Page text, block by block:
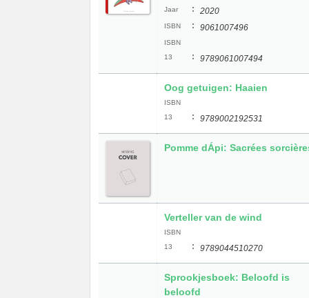
Jaar : 2020
ISBN : 9061007496
ISBN
13
: 9789061007494
Oog getuigen: Haaien
ISBN
13
: 9789002192531
Pomme dÁpi: Sacrées
Verteller van de wind
ISBN
13
: 9789044510270
Sprookjesboek: Beloofd is
beloofd